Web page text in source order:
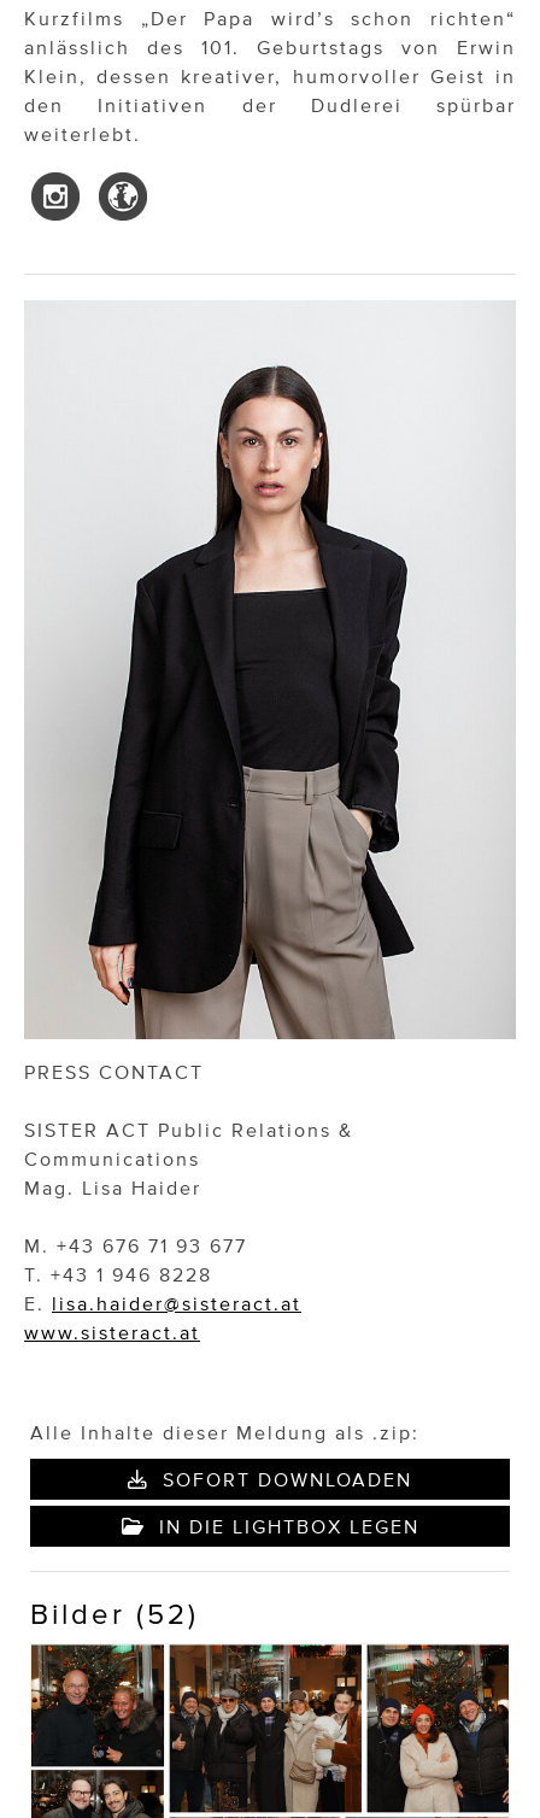
Kurzfilms „Der Papa wird’s schon richten“
anlässlich des 101. Geburtstags von Erwin
Klein, dessen kreativer, humorvoller Geist in
den Initiativen der Dudlerei spürbar
weiterlebt.
PRESS CONTACT
SISTER ACT Public Relations &
Communications
Mag. Lisa Haider
M. +43 676 71 93 677
T. +43 1 946 8228
E. lisa.haider@sisteract.at
www.sisteract.at
Alle Inhalte dieser Meldung als .zip:
SOFORT DOWNLOADEN
IN DIE LIGHTBOX LEGEN
Bilder (52)